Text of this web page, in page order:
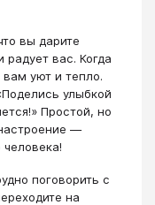
вы дарите
вас. Когда
уют и тепло.
улыбкой
Простой, но
—
поговорить с
на